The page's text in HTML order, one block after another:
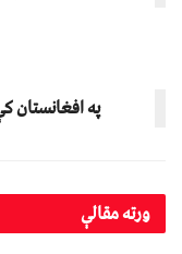
په
ورتهمقالې